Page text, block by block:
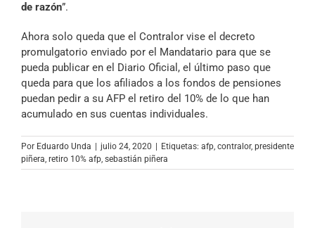
de razón”.
Ahora solo queda que el Contralor vise el decreto
promulgatorio enviado por el Mandatario para que se
pueda publicar en el Diario Oficial, el último paso que
queda para que los afiliados a los fondos de pensiones
puedan pedir a su AFP el retiro del 10% de lo que han
acumulado en sus cuentas individuales.
Por Eduardo Unda julio 24, 2020 Etiquetas: afp, contralor, presidente
piñera, retiro 10% afp, sebastián piñera